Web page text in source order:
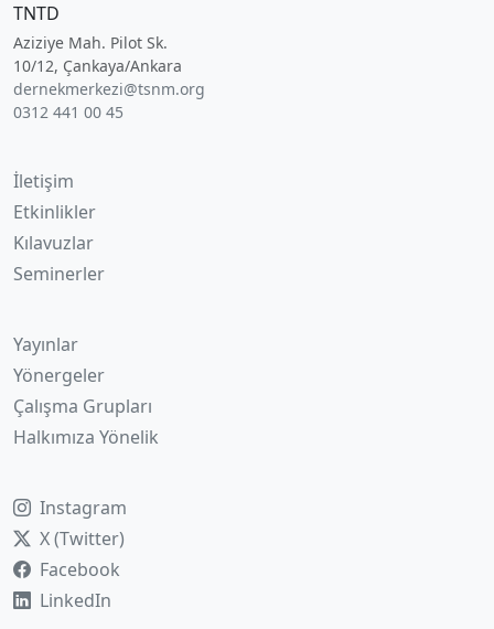
TNTD
Aziziye Mah. Pilot Sk.
10/12, Çankaya/Ankara
dernekmerkezi@tsnm.org
0312 441 00 45
İletişim
Etkinlikler
Kılavuzlar
Seminerler
Yayınlar
Yönergeler
Çalışma Grupları
Halkımıza Yönelik
Instagram
X (Twitter)
Facebook
LinkedIn